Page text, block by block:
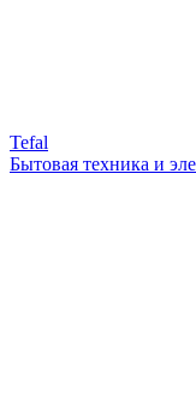
Tefal
Бытовая техника и